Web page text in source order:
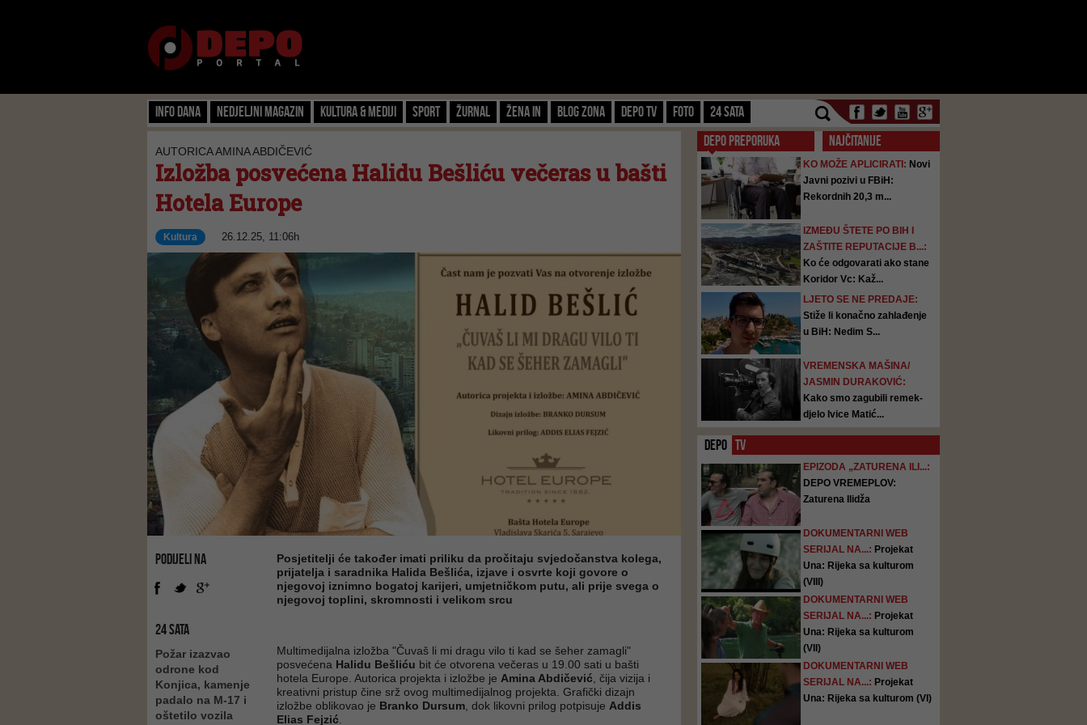
Info dana Nedjeljni magazin Kultura & Mediji Sport Žurnal Žena IN Blog zona Depo TV FOTO 24 SATA
AUTORICA AMINA ABDIČEVIĆ
Izložba posvećena Halidu Bešliću večeras u bašti
Hotela Europe
Kultura 26.12.25, 11:06h
PODIJELI NA
24 SATA
Požar izazvao
odrone kod
Konjica, kamenje
padalo na M-17 i
oštetilo vozila
Posjetitelji će također imati priliku da pročitaju svjedočanstva kolega,
prijatelja i saradnika Halida Bešlića, izjave i osvrte koji govore o
njegovoj iznimno bogatoj karijeri, umjetničkom putu, ali prije svega o
njegovoj toplini, skromnosti i velikom srcu
Multimedijalna izložba "Čuvaš li mi dragu vilo ti kad se šeher zamagli"
posvećena Halidu Bešliću bit će otvorena večeras u 19.00 sati u bašti
hotela Europe. Autorica projekta i izložbe je Amina Abdičević , čija vizija i
kreativni pristup čine srž ovog multimedijalnog projekta. Grafički dizajn
izložbe oblikovao je Branko Dursum , dok likovni prilog potpisuje Addis
Elias Fejzić
DEPO PREPORUKA NAJČITANIJE
KO MOŽE APLICIRATI: Novi
Javni pozivi u FBiH:
Rekordnih 20,3 m...
IZMEĐU ŠTETE PO BIH I
ZAŠTITE REPUTACIJE B...:
Ko će odgovarati ako stane
Koridor Vc: Kaž...
LJETO SE NE PREDAJE:
Stiže li konačno zahlađenje
u BiH: Nedim S...
VREMENSKA MAŠINA/
JASMIN DURAKOVIĆ:
Kako smo zagubili remek-
djelo Ivice Matić...
DEPO TV
EPIZODA „ZATURENA ILI...:
DEPO VREMEPLOV:
Zaturena Ilidža
DOKUMENTARNI WEB
SERIJAL NA...: Projekat
Una: Rijeka sa kulturom
(VIII)
DOKUMENTARNI WEB
SERIJAL NA...: Projekat
Una: Rijeka sa kulturom
(VII)
DOKUMENTARNI WEB
SERIJAL NA...: Projekat
Una: Rijeka sa kulturom (VI)